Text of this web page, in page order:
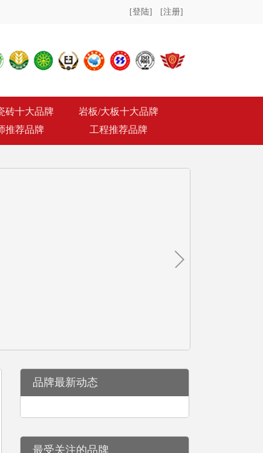
[登陆] [注册]
砖十大品牌
岩板/大板十大品牌
推荐品牌 工程推荐品牌
品牌最新动态
最受关注的品牌